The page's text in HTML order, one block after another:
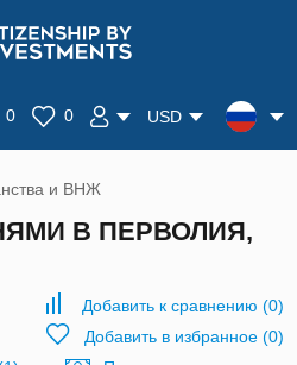
0 0 USD
и ВНЖ
В ПЕРВОЛИЯ,
Добавить к сравнению (0)
Добавить в избранное(0)